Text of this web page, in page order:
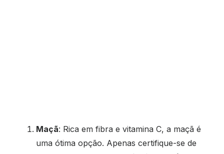
Maçã: Rica em fibra e vitamina C, a maçã é
uma ótima opção. Apenas certifique-se de